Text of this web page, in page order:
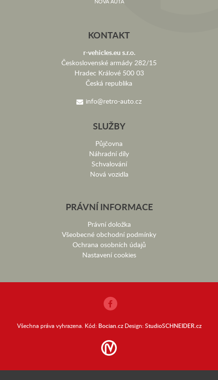
KONTAKT
r-vehicles.eu s.r.o.
Československé armády 282/15
Hradec Králové 500 03
Česká republika
info@retro-auto.cz
SLUŽBY
Půjčovna
Náhradní díly
Schvalování
Nová vozidla
PRÁVNÍ INFORMACE
Právní doložka
Všeobecné obchodní podmínky
Ochrana osobních údajů
Nastavení cookies
Všechna práva vyhrazena. Kód: Bocian.czDesign:StudioSCHNEIDER.cz